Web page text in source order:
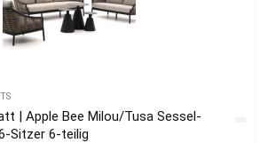
| Apple Bee Milou/Tusa Sessel-
Sitzer 6-teilig